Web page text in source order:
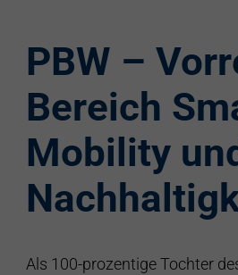
PBW –
Bereich
Mobility
Als 100-prozentige Tochter